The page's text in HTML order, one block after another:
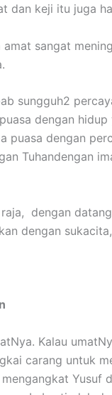
dan keji itu juga
sangat
sungguh2
dengan
puasa dengan
Tuhandengan
dengan
dengan
Kalau
carang untuk